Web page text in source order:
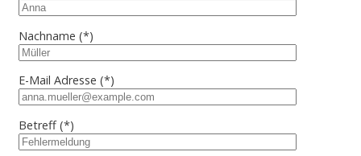
Nachname (*)
E-Mail Adresse (*)
Betreff(*)